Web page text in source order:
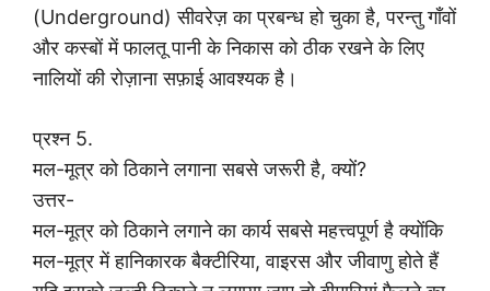
(Underground) सीवरेज़ का प्रबन्ध हो चुका है, परन्तु गाँवों
और कस्बों में फालतू पानी के निकास को ठीक रखने के लिए
नालियों की रोज़ाना सफ़ाई आवश्यक है।
प्रश्न 5.
मल-मूत्र को ठिकाने लगाना सबसे जरूरी है, क्यों?
उत्तर-
मल-मूत्र को ठिकाने लगाने का कार्य सबसे महत्त्वपूर्ण है क्योंकि
मल-मूत्र में हानिकारक बैक्टीरिया, वाइरस और जीवाणु होते हैं